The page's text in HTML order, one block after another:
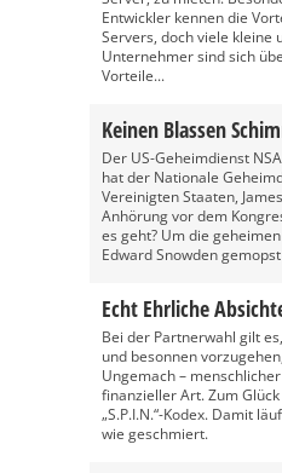
Entwickler kennen die
Servers, doch viele kleine
Unternehmer sind sich
Vorteile...
Keinen Blassen
Der US-Geheimdienst
hat der Nationale
Vereinigten Staaten,
Anhörung vor dem
es geht? Um die
Edward Snowden
Echt Ehrliche
Bei der Partnerwahl gilt
und besonnen
Ungemach –
finanzieller Art. Zum
„S.P.I.N.“-Kodex. Damit
wie geschmiert.